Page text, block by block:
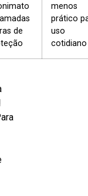
de
menos
prático
uso
cotidiano